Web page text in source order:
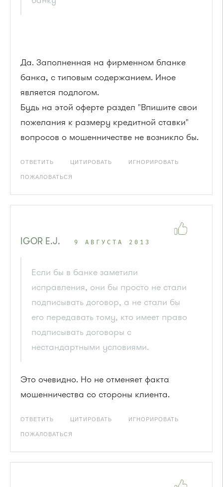
Да. Заполненная на фирменном бланке
банка, с типовым содержанием. Иное
является подлогом.
Будь на этой оферте раздел "Впишите свои
пожелания к размеру кредитной ставки"
вопросов о мошенничестве не возникло бы.
ОТВЕТИТЬ ЦИТИРОВАТЬ ИГНОРИРОВАТЬ
ПОЖАЛОВАТЬСЯ
IGOR E.J. 9 АВГУСТА 2013
Если бы в банке заметили
исправления, они бы просто не стали
подписывать договор, а не стали бы
его передавать тому, кто имеет право
подписывать договоры с
нестандартными условиями.
Это очевидно. Но не отменяет факта
мошенничества со стороны клиента.
ОТВЕТИТЬ ЦИТИРОВАТЬ ИГНОРИРОВАТЬ
ПОЖАЛОВАТЬСЯ